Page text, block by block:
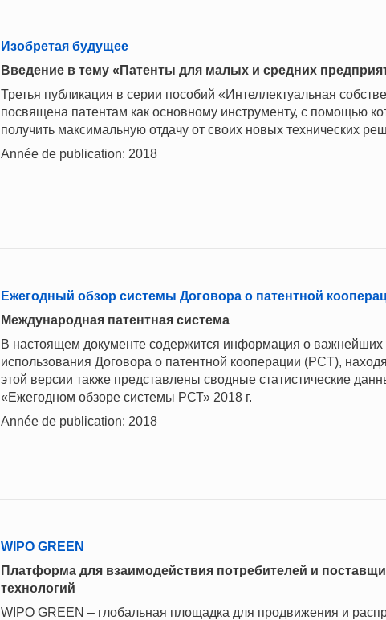
Изобретая будущее
Введение в тему «Патенты для малых и средних
Третья публикация в серии пособий «Интеллектуальная
посвящена патентам как основному инструменту, с помощью
получить максимальную отдачу от своих новых технических
Année de publication: 2018
Ежегодный обзор системы Договора о патентной
Mеждународная патентная система
В настоящем документе содержится информация о важнейших
использования Договора о патентной кооперации (PCT),
этой версии также представлены сводные статистические
«Ежегодном обзоре системы РСТ» 2018 г.
Année de publication: 2018
WIPO GREEN
Платформа для взаимодействия потребителей и
технологий
WIPO GREEN – глобальная площадка для продвижения и